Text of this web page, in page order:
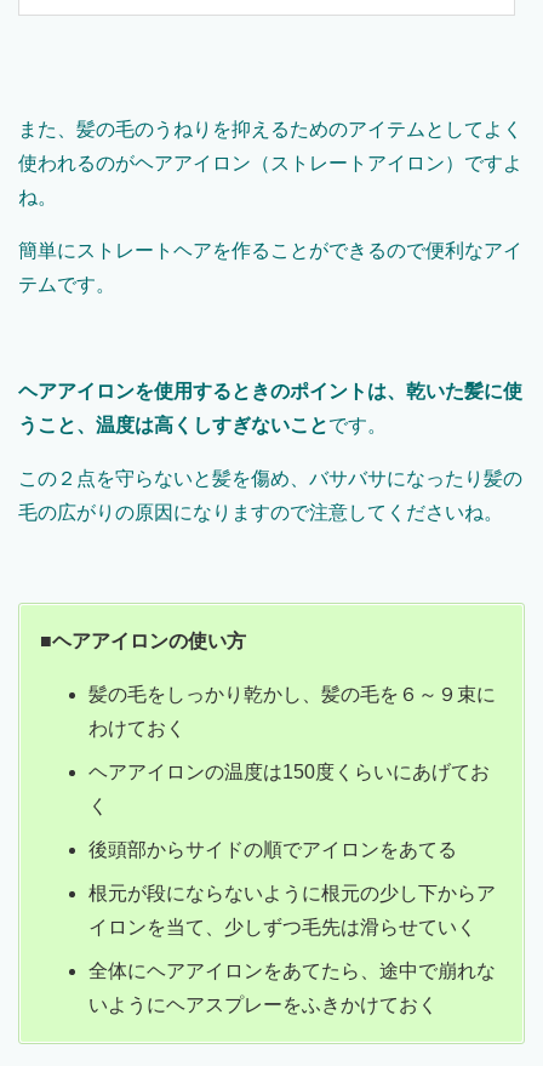
また、髪の毛のうねりを抑えるためのアイテムとしてよく
使われるのがヘアアイロン（ストレートアイロン）ですよ
ね。
簡単にストレートヘアを作ることができるので便利なアイ
テムです。
ヘアアイロンを使用するときのポイントは、乾いた髪に使
うこと、温度は高くしすぎないことです。
この２点を守らないと髪を傷め、バサバサになったり髪の
毛の広がりの原因になりますので注意してくださいね。
■ヘアアイロンの使い方
髪の毛をしっかり乾かし、髪の毛を６～９束に
わけておく
ヘアアイロンの温度は150度くらいにあげてお
く
後頭部からサイドの順でアイロンをあてる
根元が段にならないように根元の少し下からア
イロンを当て、少しずつ毛先は滑らせていく
全体にヘアアイロンをあてたら、途中で崩れな
いようにヘアスプレーをふきかけておく